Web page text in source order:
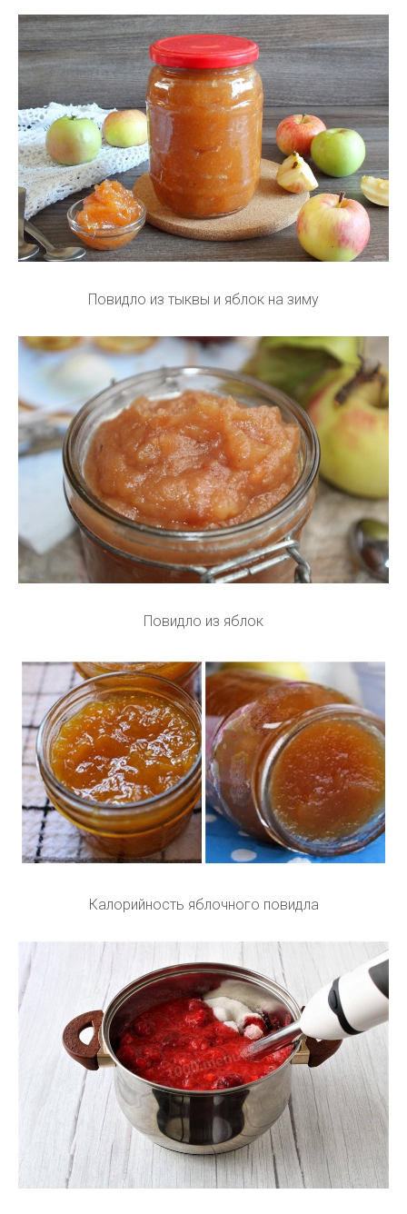
Повидло из тыквы и яблок на зиму
Повидло из яблок
Калорийность яблочного повидла